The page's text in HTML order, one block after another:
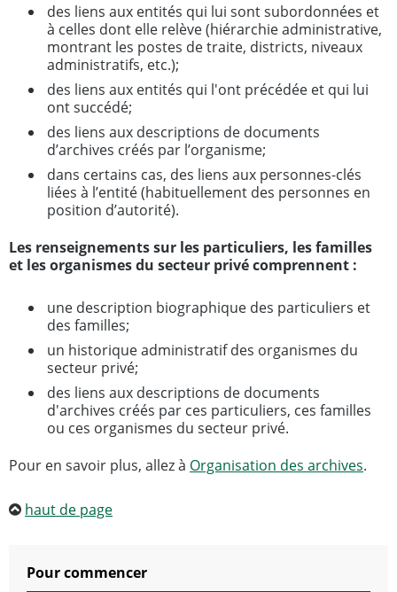
des liens aux entités qui lui sont subordonnées et
à celles dont elle relève (hiérarchie administrative,
montrant les postes de traite, districts, niveaux
administratifs, etc.);
des liens aux entités qui l'ont précédée et qui lui
ont succédé;
des liens aux descriptions de documents
d’archives créés par l’organisme;
dans certains cas, des liens aux personnes-clés
liées à l’entité (habituellement des personnes en
position d’autorité).
Les renseignements sur les particuliers, les familles
et les organismes du secteur privé comprennent :
une description biographique des particuliers et
des familles;
un historique administratif des organismes du
secteur privé;
des liens aux descriptions de documents
d'archives créés par ces particuliers, ces familles
ou ces organismes du secteur privé.
Pour en savoir plus, allez à Organisation des archives.
haut de page
Pour commencer